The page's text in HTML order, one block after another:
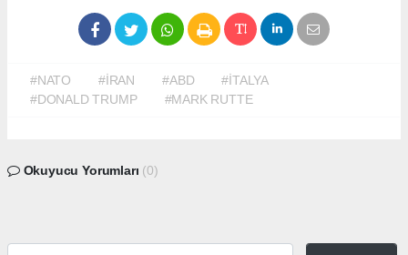
#NATO #İRAN #ABD
#İTALYA
#DONALD TRUMP
#MARK RUTTE
Okuyucu Yorumları (0)